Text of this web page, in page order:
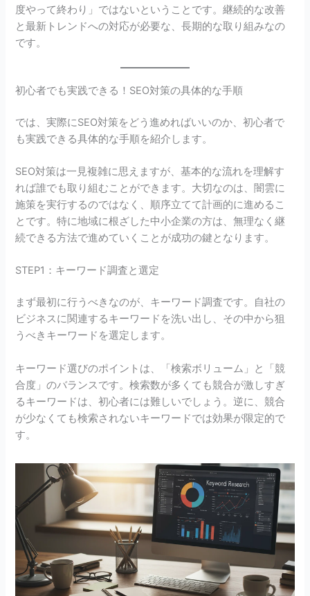
度やって終わり」ではないということです。継続的な改善
と最新トレンドへの対応が必要な、長期的な取り組みなの
です。
初心者でも実践できる！SEO対策の具体的な手順
では、実際にSEO対策をどう進めればいいのか、初心者で
も実践できる具体的な手順を紹介します。
SEO対策は一見複雑に思えますが、基本的な流れを理解す
れば誰でも取り組むことができます。大切なのは、闇雲に
施策を実行するのではなく、順序立てて計画的に進めるこ
とです。特に地域に根ざした中小企業の方は、無理なく継
続できる方法で進めていくことが成功の鍵となります。
STEP1：キーワード調査と選定
まず最初に行うべきなのが、キーワード調査です。自社の
ビジネスに関連するキーワードを洗い出し、その中から狙
うべきキーワードを選定します。
キーワード選びのポイントは、「検索ボリューム」と「競
合度」のバランスです。検索数が多くても競合が激しすぎ
るキーワードは、初心者には難しいでしょう。逆に、競合
が少なくても検索されないキーワードでは効果が限定的で
す。